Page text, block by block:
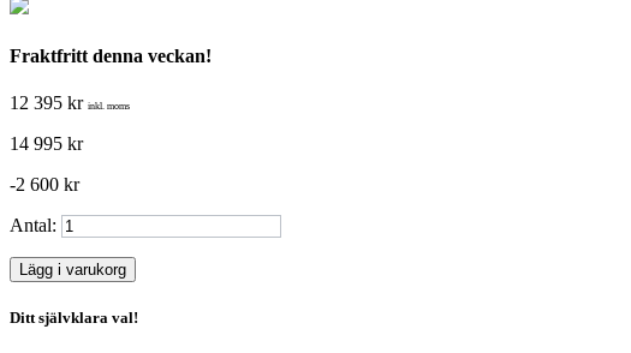
Fraktfritt denna veckan!
12 395 kr inkl. moms
14 995 kr
-2 600 kr
Antal:
Lägg i varukorg
Ditt självklara val!